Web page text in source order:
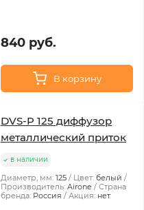
840 руб.
В корзину
DVS-P 125 диффузор
металлический приток
в наличии
Диаметр, мм: 125 Цвет: белый
Производитель: Airone
Страна
бренда: Россия Акция: нет